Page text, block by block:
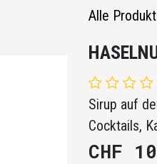
Alle
Sirup auf
Cocktails,
CHF